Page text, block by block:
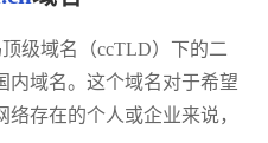
级域名（ccTLD）下的二
内域名。这个域名对于希望
存在的个人或企业来说，